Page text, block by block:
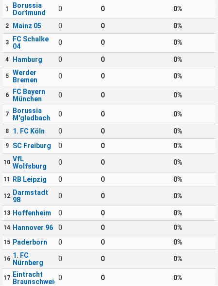
1
Borussia
Dortmund
0 0 0%
2 Mainz 05 0 0 0%
3
FC Schalke
04
0 0 0%
4 Hamburg 0 0 0%
5
Werder
Bremen
0 0 0%
6
FC Bayern
München
0 0 0%
7
Borussia
M'gladbach
0 0 0%
8 1. FC Köln 0 0 0%
9 SC Freiburg 0 0 0%
10 VfL
Wolfsburg
0 0 0%
11 RB Leipzig 0 0 0%
12 Darmstadt
98
0 0 0%
13 Hoffenheim 0 0 0%
14 Hannover 96 0 0 0%
15 Paderborn 0 0 0%
16 1. FC
Nürnberg
0 0 0%
17 Eintracht
Braunschweig 0 0 0%